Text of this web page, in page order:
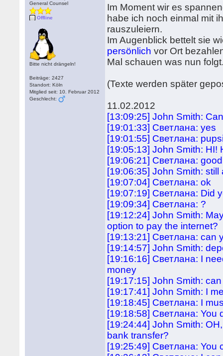
General Counsel
Offline
Bitte nicht drängeln!
Beiträge: 2427
Standort: Köln
Mitglied seit: 10. Februar 2012
Geschlecht:
Im Moment wir es
habe ich noch einmal mit
rauszuleiern.
Im Augenblick bettelt sie
persönlich vor Ort
Mal schauen was nun
(Texte werden später
11.02.2012
[13:09:25] John Smith:
[19:01:33] Светлана: yes
[19:01:55] Светлана:
[19:05:13] John Smith:
[19:06:21] Светлана:
[19:06:35] John Smith: still
[19:07:04] Светлана: ok
[19:07:19] Светлана: Did
[19:09:34] Светлана: ?
[19:12:24] John Smith:
option to pay the internet?
[19:13:21] Светлана: can
[19:14:57] John Smith:
[19:16:16] Светлана: I
money
[19:17:15] John Smith:
[19:17:41] John Smith: I
[19:18:45] Светлана: I
[19:18:58] Светлана: You
[19:24:44] John Smith:
bank transfer?
[19:25:49] Светлана: You